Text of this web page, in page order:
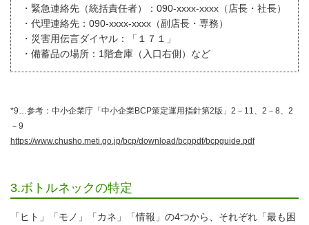
・緊急連絡先（統括責任者）：090-xxxx-xxxx（店長・社長）
・代理連絡先：090-xxxx-xxxx（副店長・専務）
・災害用伝言ダイヤル：「１７１」
・備蓄品の場所：1階倉庫（入口右側）など
*9…参考：中小企業庁「中小企業BCP策定運用指針第2版」2－11、2－8、2
－9
https://www.chusho.meti.go.jp/bcp/download/bcppdf/bcpguide.pdf
3.ボトルネックの特定
「ヒト」「モノ」「カネ」「情報」の4つから、それぞれ「最も困